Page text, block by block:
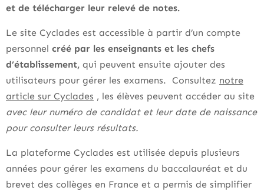
et de télécharger leur relevé de notes.
Le site Cyclades est accessible à partir d’un compte
personnel créé par les enseignants et les chefs
d’établissement, qui peuvent ensuite ajouter des
utilisateurs pour gérer les examens. Consultez notre
article sur Cyclades , les élèves peuvent accéder au site
avec leur numéro de candidat et leur date de naissance
pour consulter leurs résultats.
La plateforme Cyclades est utilisée depuis plusieurs
années pour gérer les examens du baccalauréat et du
brevet des collèges en France et a permis de simplifier